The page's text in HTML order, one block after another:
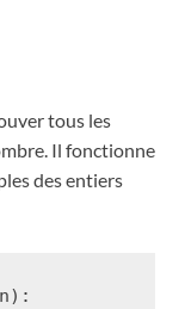
tous les
Il fonctionne
des entiers
):